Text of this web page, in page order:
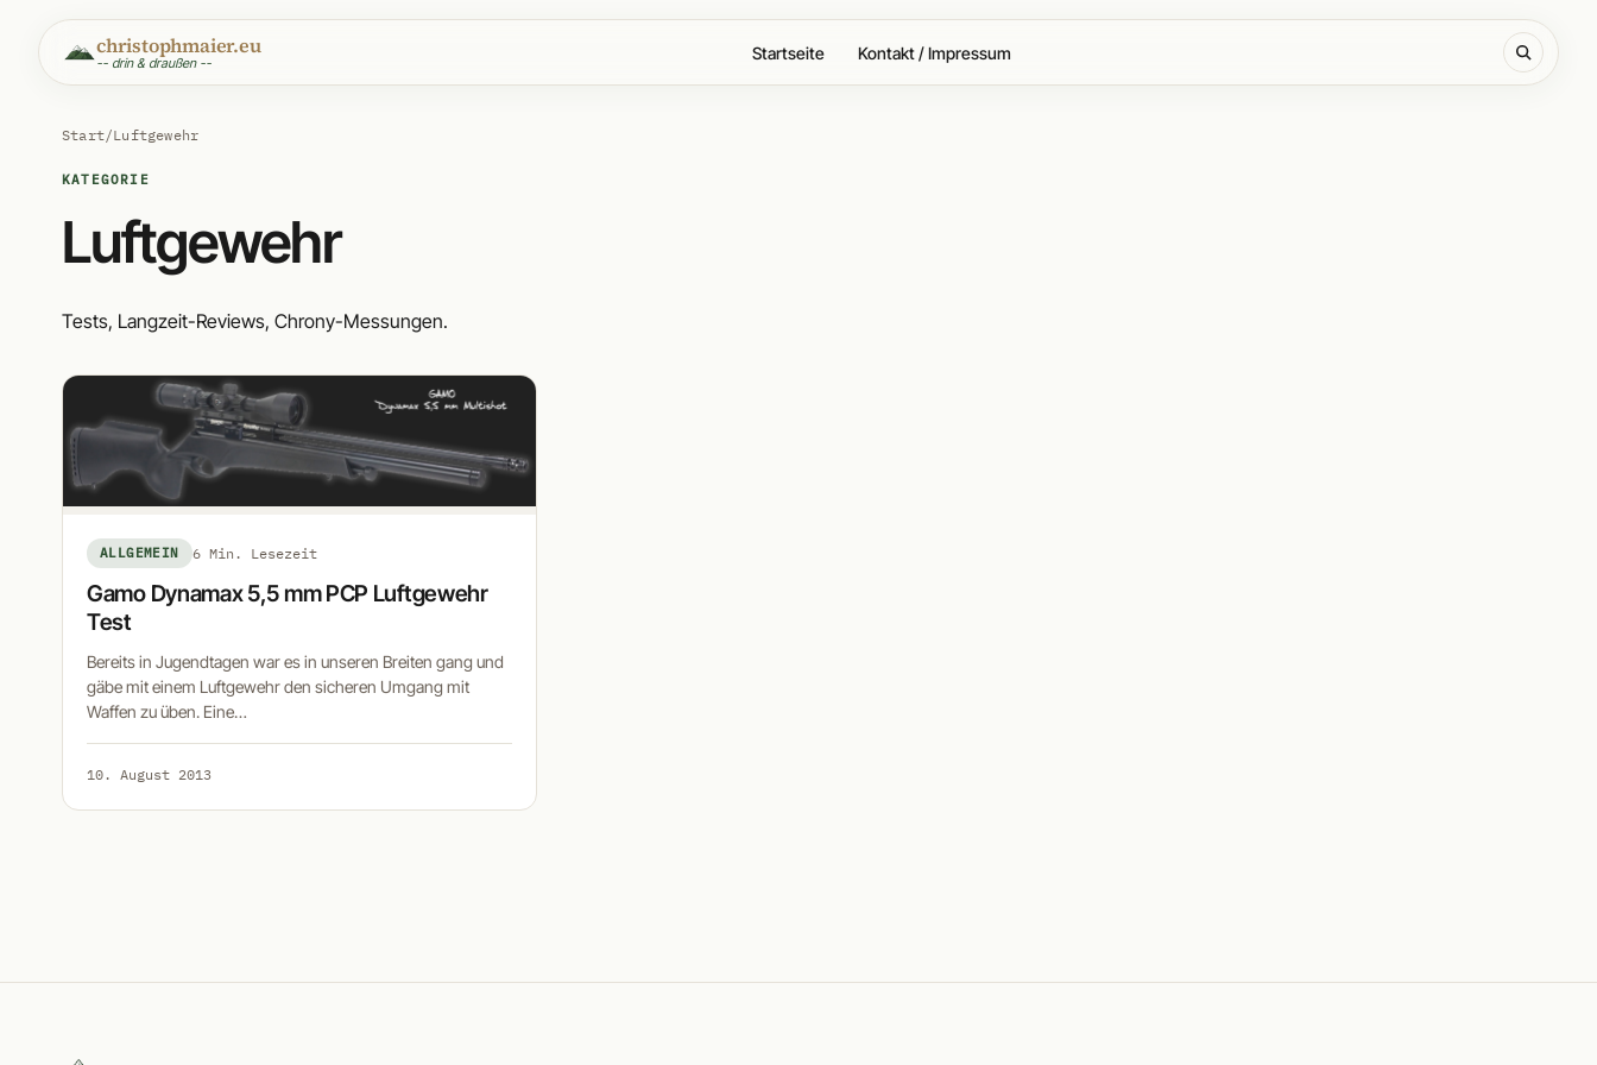
christophmaier.eu
-- drin & draußen -- Startseite Kontakt / Impressum
Start/Luftgewehr
KATEGORIE
Luftgewehr
Tests, Langzeit-Reviews, Chrony-Messungen.
ALLGEMEIN 6 Min. Lesezeit
Gamo Dynamax 5,5 mm PCP Luftgewehr
Test
Bereits in Jugendtagen war es in unseren Breiten gang und
gäbe mit einem Luftgewehr den sicheren Umgang mit
Waffen zu üben. Eine…
10. August 2013